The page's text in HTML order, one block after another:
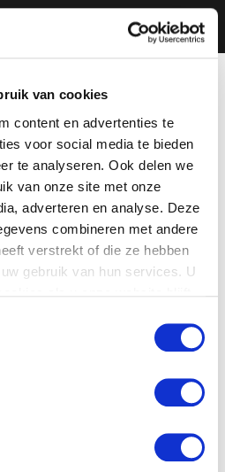
van cookies
content en advertenties te
voor social media te bieden
te analyseren. Ook delen we
van onze site met onze
adverteren en analyse. Deze
combineren met andere
verstrekt of die ze hebben
gebruik van hun services. U